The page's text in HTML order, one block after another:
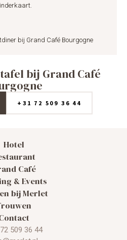
bij Grand Café Bourgogne
bij Grand Café
+31 72 509 36 44
Hotel
Café
& Events
bij Merlet
509 36 44